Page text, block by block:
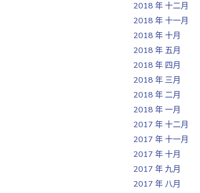
2018 年 十二月
2018 年 十一月
2018 年 十月
2018 年 五月
2018 年 四月
2018 年 三月
2018 年 二月
2018 年 一月
2017 年 十二月
2017 年 十一月
2017 年 十月
2017 年 九月
2017 年 八月